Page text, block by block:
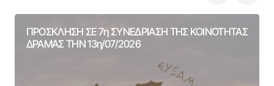
ΠΡΟΣΚΛΗΣΗ ΣΕ 7η ΣΥΝΕΔΡΙΑΣΗ ΤΗΣ ΚΟΙΝΟΤΗΤΑΣ
ΔΡΑΜΑΣ ΤΗΝ 13η/07/2026